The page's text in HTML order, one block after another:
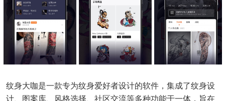
纹身大咖是一款专为纹身爱好者设计的软件，集成了纹身设
计、图案库、风格选择、社区交流等多种功能于一体，旨在